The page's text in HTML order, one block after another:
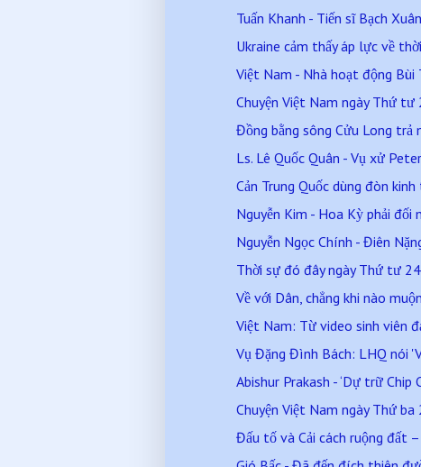
Tuấn Khanh - Tiến sĩ Bạch
Ukraine cảm thấy áp lực về
Việt Nam - Nhà hoạt động Bùi
Chuyện Việt Nam ngày Thứ
Đồng bằng sông Cửu Long trả
Ls. Lê Quốc Quân - Vụ xử
Cản Trung Quốc dùng đòn
Nguyễn Kim - Hoa Kỳ phải đối
Nguyễn Ngọc Chính - Điên
Thời sự đó đây ngày Thứ tư
Về với Dân, chẳng khi nào
Việt Nam: Từ video sinh viên
Vụ Đặng Đình Bách: LHQ nói
Abishur Prakash - ‘Dự trữ Chip
Chuyện Việt Nam ngày Thứ
Đấu tố và Cải cách ruộng đất